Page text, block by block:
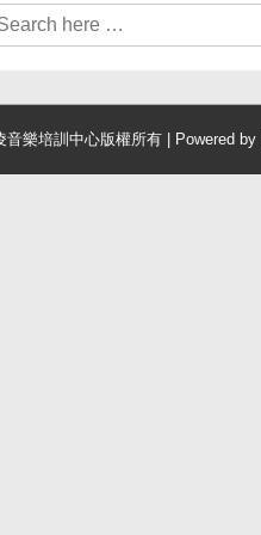
音樂培訓中心版權所有 | Powered by